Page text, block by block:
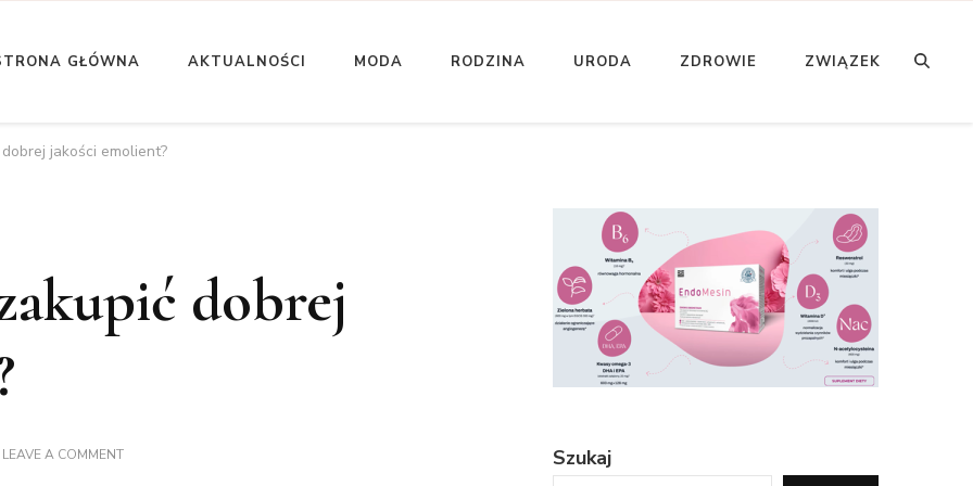
GŁÓWNA AKTUALNOŚCI MODA RODZINA URODA ZDROWIE ZWIĄZEK
jakości emolient?
dobrej
LEAVE A COMMENTON
Szukaj